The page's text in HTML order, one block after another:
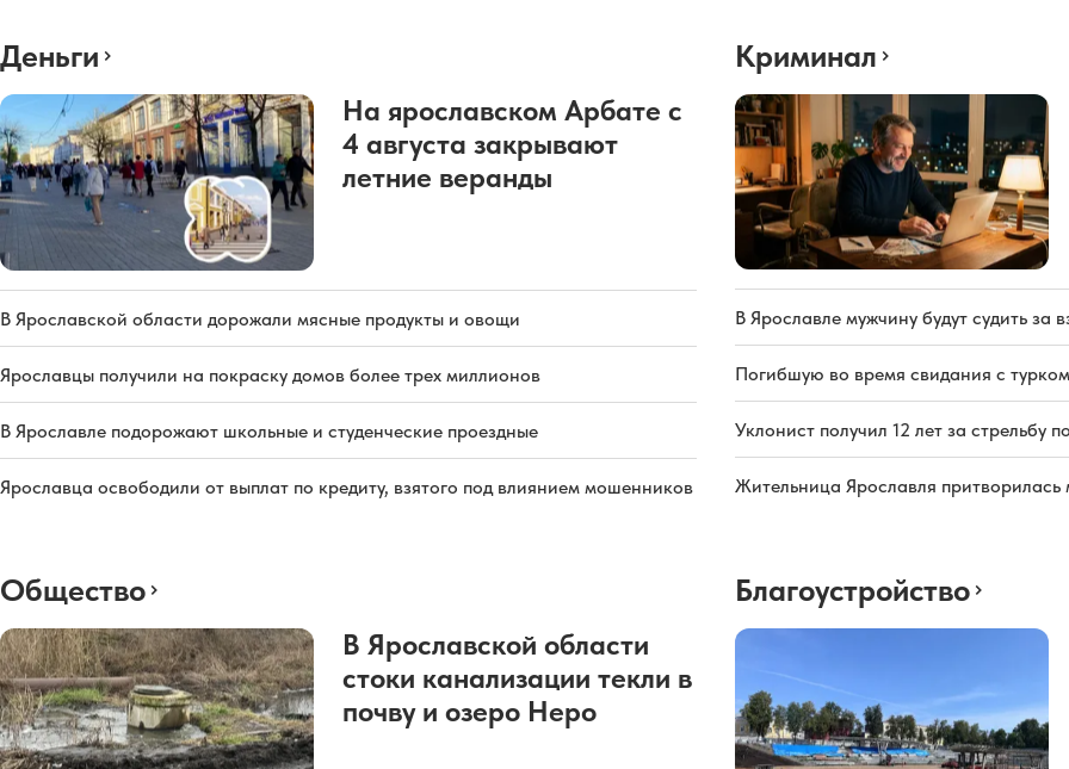
Деньги
На ярославском Арбате с
4 августа закрывают
летние веранды
В Ярославской области дорожали мясные продукты и овощи
Ярославцы получили на покраску домов более трех миллионов
В Ярославле подорожают школьные и студенческие проездные
Ярославца освободили от выплат по кредиту, взятого под влиянием мошенников
Криминал
В Ярославле мужчину будут судить за
Погибшую во время свидания с
Уклонист получил 12 лет за стрельбу
Жительница Ярославля
Общество
В Ярославской области
стоки канализации текли в
почву и озеро Неро
Благоустройство